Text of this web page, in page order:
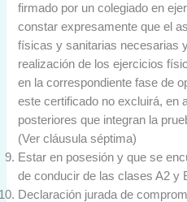
firmado por un colegiado en
constar expresamente que el
físicas y sanitarias necesarias
realización de los ejercicios
en la correspondiente fase de
este certificado no excluirá, en
posteriores que integran la
(Ver cláusula séptima)
Estar en posesión y que se
de conducir de las clases A2 y
Declaración jurada de